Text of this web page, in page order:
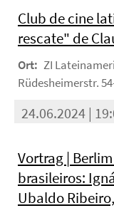
Club de cine
rescate" de
Ort: ZI
Rüdesheimerstr.
24.06.2024 |
Vortrag |
brasileiros:
Ubaldo